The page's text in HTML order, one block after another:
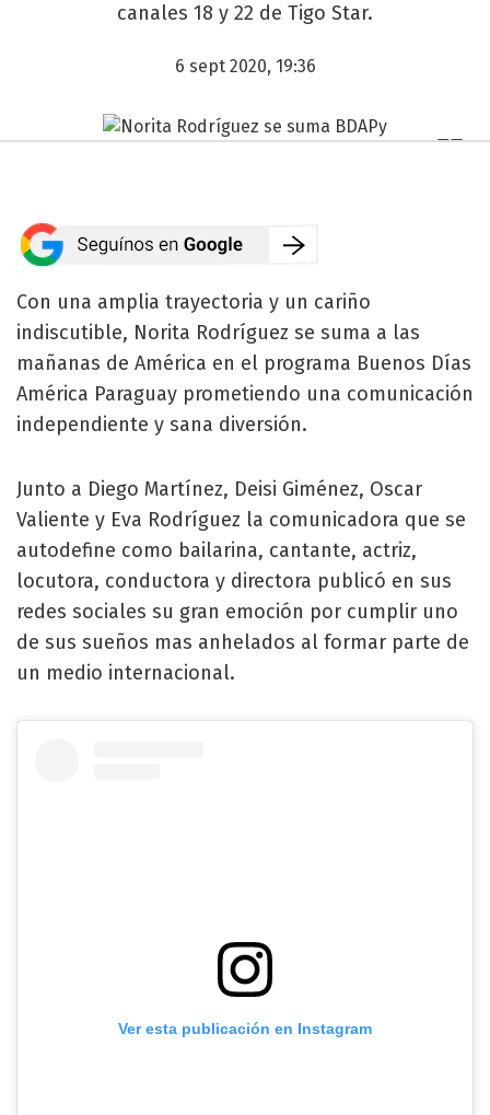
canales 18 y 22 de Tigo Star.
6 sept 2020, 19:36
Con una amplia trayectoria y un cariño
indiscutible, Norita Rodríguez se suma a las
mañanas de América en el programa Buenos Días
América Paraguay prometiendo una comunicación
independiente y sana diversión.
Junto a Diego Martínez, Deisi Giménez, Oscar
Valiente y Eva Rodríguez la comunicadora que se
autodefine como bailarina, cantante, actriz,
locutora, conductora y directora publicó en sus
redes sociales su gran emoción por cumplir uno
de sus sueños mas anhelados al formar parte de
un medio internacional.
Ver esta publicación en Instagram